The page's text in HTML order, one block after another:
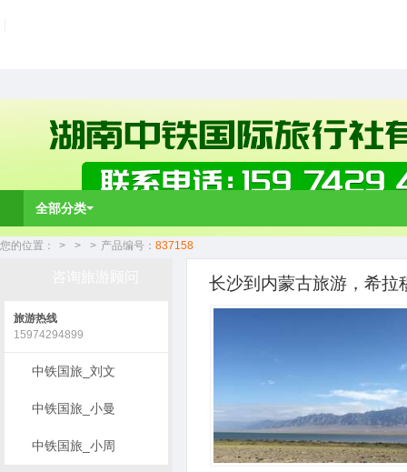
全部分类
您的位置： > > > 产品编号： 837158
长沙到内蒙古旅游，希拉
旅游热线
15974294899
中铁国旅_刘文
中铁国旅_小曼
中铁国旅_小周